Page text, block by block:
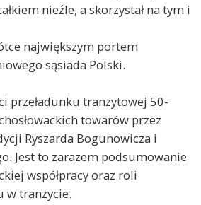
nieźle, a skorzystał na tym i
największym portem
sąsiada Polski.
przeładunku tranzytowej 50-
towarów przez
Ryszarda Bogunowicza i
Jest to zarazem podsumowanie
współpracy oraz roli
w tranzycie.